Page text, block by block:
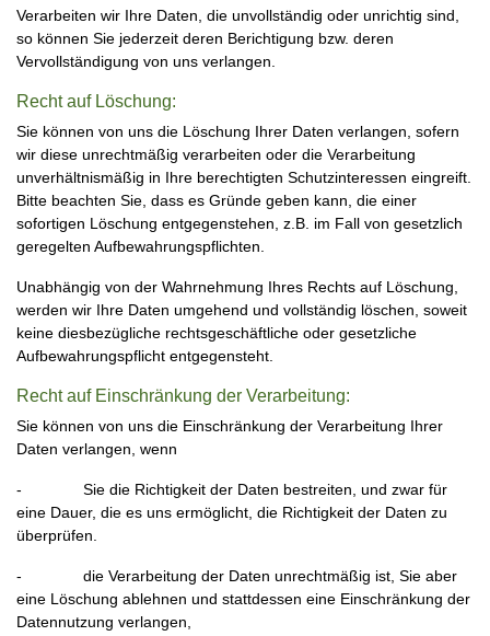
Verarbeiten wir Ihre Daten, die unvollständig oder unrichtig sind,
so können Sie jederzeit deren Berichtigung bzw. deren
Vervollständigung von uns verlangen.
Recht auf Löschung:
Sie können von uns die Löschung Ihrer Daten verlangen, sofern
wir diese unrechtmäßig verarbeiten oder die Verarbeitung
unverhältnismäßig in Ihre berechtigten Schutzinteressen eingreift.
Bitte beachten Sie, dass es Gründe geben kann, die einer
sofortigen Löschung entgegenstehen, z.B. im Fall von gesetzlich
geregelten Aufbewahrungspflichten.
Unabhängig von der Wahrnehmung Ihres Rechts auf Löschung,
werden wir Ihre Daten umgehend und vollständig löschen, soweit
keine diesbezügliche rechtsgeschäftliche oder gesetzliche
Aufbewahrungspflicht entgegensteht.
Recht auf Einschränkung der Verarbeitung:
Sie können von uns die Einschränkung der Verarbeitung Ihrer
Daten verlangen, wenn
- Sie die Richtigkeit der Daten bestreiten, und zwar für
eine Dauer, die es uns ermöglicht, die Richtigkeit der Daten zu
überprüfen.
- die Verarbeitung der Daten unrechtmäßig ist, Sie aber
eine Löschung ablehnen und stattdessen eine Einschränkung der
Datennutzung verlangen,